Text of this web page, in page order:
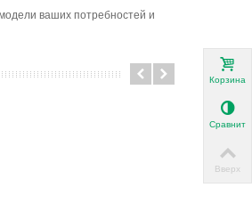
ваших потребностей и
Корзина
Сравнить
Вверх